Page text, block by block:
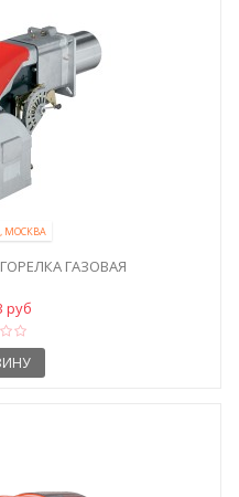
МОСКВА
ГОРЕЛКА ГАЗОВАЯ
руб